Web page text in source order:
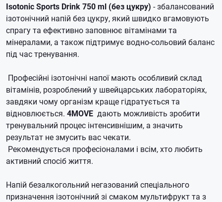
Isotonic Sports Drink 750 ml (без цукру) - збалансований
ізотонічний напій без цукру, який швидко вгамовують
спрагу та ефективно заповнює вітамінами та
мінералами, а також підтримує водно-сольовий баланс
під час тренування.
Професійні ізотонічні напої мають особливий склад
вітамінів, розроблений у швейцарських лабораторіях,
завдяки чому організм краще гідратується та
відновлюється. 4MOVE дають можливість зробити
тренувальний процес інтенсивнішим, а значить
результат не змусить вас чекати.
Рекомендується професіоналами і всім, хто любить
активний спосіб життя.
Напій безалкогольний негазований спеціального
призначення ізотонічний зі смаком мультифрукт та з